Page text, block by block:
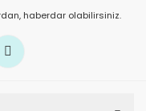
haberdar olabilirsiniz.